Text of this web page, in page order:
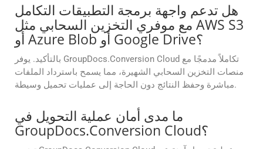
هل تدعم واجهة برمجة التطبيقات التكامل
مع موفري التخزين السحابي مثل AWS S3
أو Azure Blob أو Google Drive؟
بالتأكيد. يوفر GroupDocs.Conversion Cloud تكاملاً مدمجًا مع
منصات التخزين السحابي الشهيرة، مما يسمح باسترداد الملفات
مباشرة وحفظ النتائج دون الحاجة إلى عمليات تحميل وسيطة.
ما مدى أمان عملية التحويل في
GroupDocs.Conversion Cloud؟